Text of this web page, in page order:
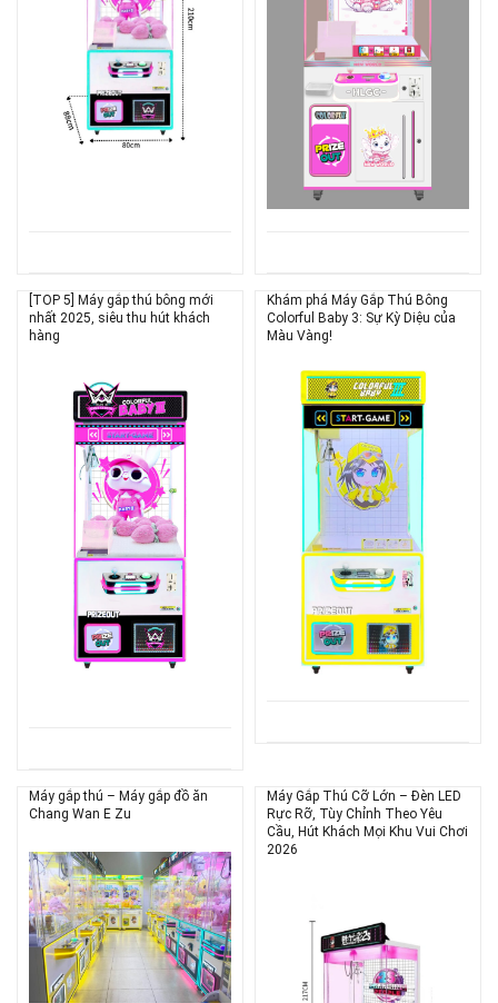
[TOP 5] Máy gắp thú bông mới
nhất 2025, siêu thu hút khách
hàng
Khám phá Máy Gắp Thú Bông
Colorful Baby 3: Sự Kỳ Diệu của
Màu Vàng!
Máy gắp thú – Máy gắp đồ ăn
Chang Wan E Zu
Máy Gắp Thú Cỡ Lớn – Đèn LED
Rực Rỡ, Tùy Chỉnh Theo Yêu
Cầu, Hút Khách Mọi Khu Vui Chơi
2026